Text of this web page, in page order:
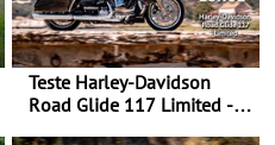
Teste Harley-Davidson
Road Glide 117 Limited - A